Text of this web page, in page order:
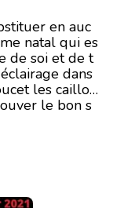
en auc
natal qui es
de soi et de t
dans
les caillou
le bon s